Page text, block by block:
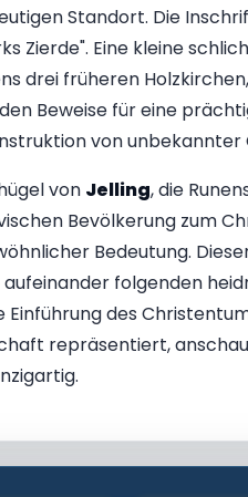
Standort. Die
Zierde". Eine kleine
drei früheren
Beweise für eine
von unbekannter
von Jelling, die
Bevölkerung zum
Bedeutung.
folgenden
Einführung des
repräsentiert,